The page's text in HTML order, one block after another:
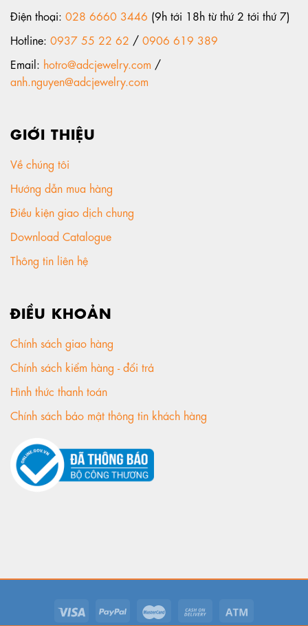
Điện thoại: 028 6660 3446 (9h tới 18h từ thứ 2 tới thứ 7)
Hotline: 0937 55 22 62 / 0906 619 389
Email: hotro@adcjewelry.com /
anh.nguyen@adcjewelry.com
GIỚI THIỆU
Về chúng tôi
Hướng dẫn mua hàng
Điều kiện giao dịch chung
Download Catalogue
Thông tin liên hệ
ĐIỀU KHOẢN
Chính sách giao hàng
Chính sách kiểm hàng - đổi trả
Hình thức thanh toán
Chính sách bảo mật thông tin khách hàng